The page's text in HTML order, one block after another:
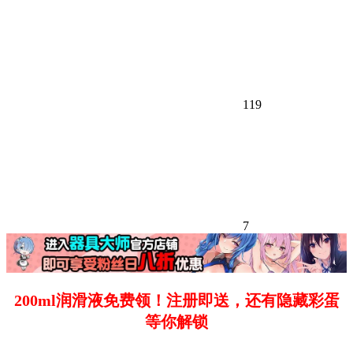
119
7
200ml润滑液免费领！注册即送，还有隐藏彩蛋
等你解锁